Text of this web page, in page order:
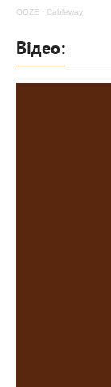
OOZE · Cableway
Відео: